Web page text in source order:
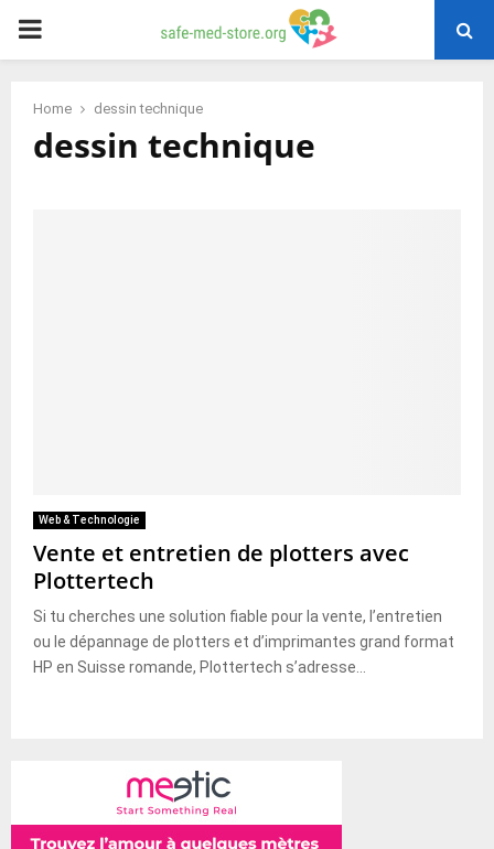
PRIMARY
Home dessin technique
dessin technique
Web & Technologie
Vente et entretien de plotters avec
Plottertech
Si tu cherches une solution fiable pour la vente, l’entretien
ou le dépannage de plotters et d’imprimantes grand format
HP en Suisse romande, Plottertech s’adresse...